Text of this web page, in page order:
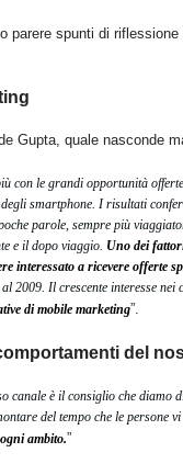
parere spunti di
Gupta, quale nasconde
con le grandi opportunità
smartphone. I risultati
parole, sempre più
e il dopo viaggio. Uno dei
interessato a ricevere offerte
2009. Il crescente interesse
di mobile marketing”.
del
canale è il consiglio che diamo
del tempo che le persone
ambito.”